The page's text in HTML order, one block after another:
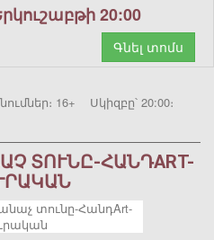
20:00
Գնել տոմս
16+ Սկիզբը՝ 20:00։
ՏՈՒՆԸ-ՀԱՆԴART-